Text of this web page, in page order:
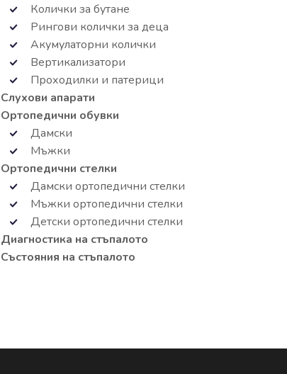
Колички за бутане
Рингови колички за деца
Акумулаторни колички
Вертикализатори
Проходилки и патерици
Слухови апарати
Ортопедични обувки
Дамски
Мъжки
Ортопедични стелки
Дамски ортопедични стелки
Мъжки ортопедични стелки
Детски ортопедични стелки
Диагностика на стъпалото
Състояния на стъпалото